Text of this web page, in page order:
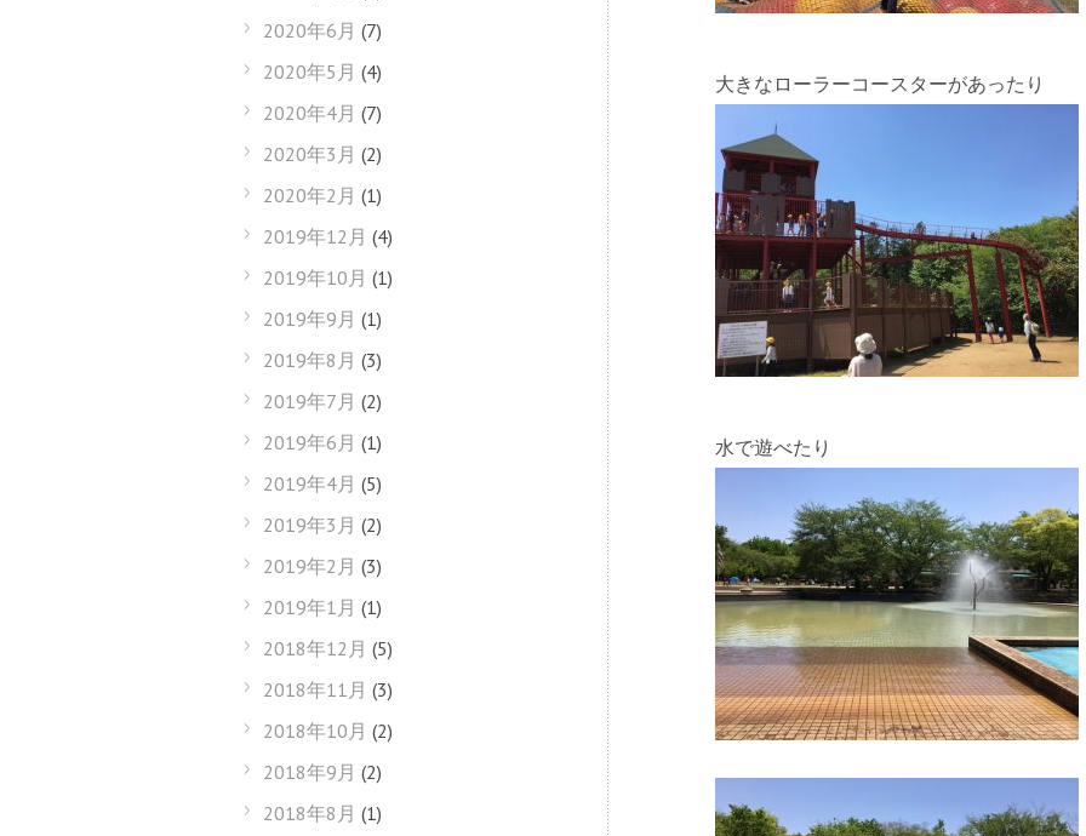
大きなローラーコースターがあったり
水で遊べたり
2020年6月 (7)
2020年5月 (4)
2020年4月 (7)
2020年3月 (2)
2020年2月 (1)
2019年12月 (4)
2019年10月 (1)
2019年9月 (1)
2019年8月 (3)
2019年7月 (2)
2019年6月 (1)
2019年4月 (5)
2019年3月 (2)
2019年2月 (3)
2019年1月 (1)
2018年12月 (5)
2018年11月 (3)
2018年10月 (2)
2018年9月 (2)
2018年8月 (1)